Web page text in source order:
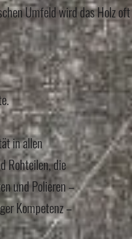
Umfeld wird das Holz oft
in allen
Rohteilen, die
und Polieren –
Kompetenz –